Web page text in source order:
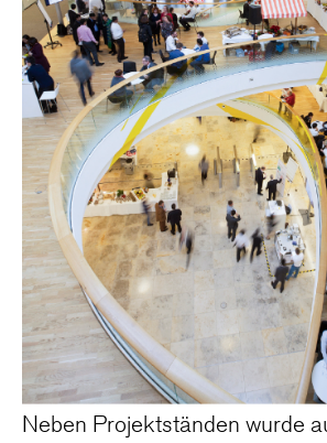
Neben Projektständen wurde